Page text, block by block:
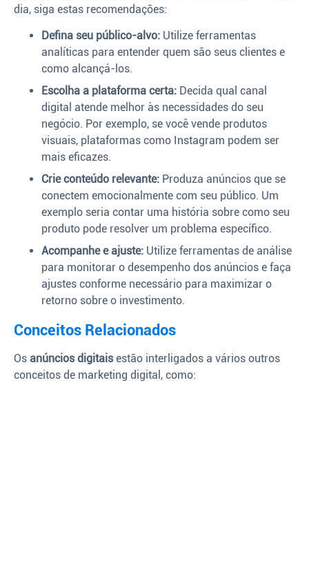
dia, siga estas recomendações:
Defina seu público-alvo: Utilize ferramentas
analíticas para entender quem são seus clientes e
como alcançá-los.
Escolha a plataforma certa: Decida qual canal
digital atende melhor às necessidades do seu
negócio. Por exemplo, se você vende produtos
visuais, plataformas como Instagram podem ser
mais eficazes.
Crie conteúdo relevante: Produza anúncios que se
conectem emocionalmente com seu público. Um
exemplo seria contar uma história sobre como seu
produto pode resolver um problema específico.
Acompanhe e ajuste: Utilize ferramentas de análise
para monitorar o desempenho dos anúncios e faça
ajustes conforme necessário para maximizar o
retorno sobre o investimento.
Conceitos Relacionados
Os anúncios digitaisestão interligados a vários outros
conceitos de marketing digital, como: